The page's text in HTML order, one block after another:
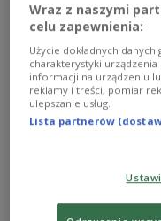
chwilą
Ojca Św. Leona
wzruszająca
zaproszenie. To
powitalna wizyta,
roli głowy
Wraz z naszymi
celu zapewnienia:
Użycie dokładnych
charakterystyki
informacji na urządzeniu
reklamy i treści, pomiar
ulepszanie usług.
Lista partnerów